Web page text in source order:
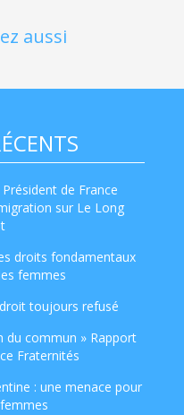
aussi
de France
sur Le Long
droits fondamentaux
femmes
toujours refusé
du commun » Rapport
Fraternités
: une menace pour